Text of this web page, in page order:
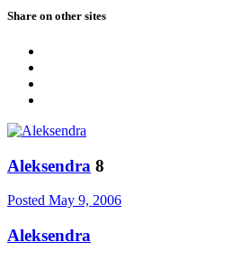
Share on other sites
Aleksendra 8
Posted May 9, 2006
Aleksendra